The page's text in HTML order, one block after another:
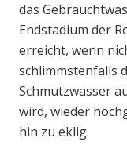
das
Endstadium der
erreicht, wenn
schlimmstenfalls
Schmutzwasser
wird, wieder
hin zu eklig.